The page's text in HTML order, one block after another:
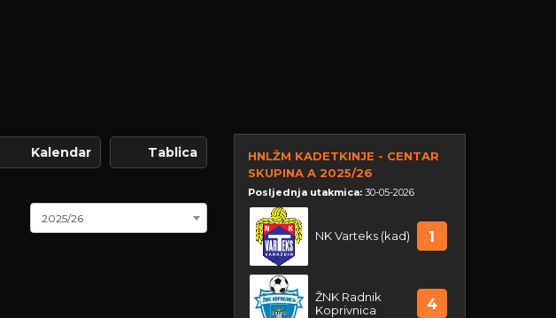
Kalendar Tablica
2025/26
HNLŽM KADETKINJE - CENTAR
SKUPINA A 2025/26
Posljednja utakmica: 30-05-2026
NK Varteks (kad) 1
ŽNK Radnik
Koprivnica
4